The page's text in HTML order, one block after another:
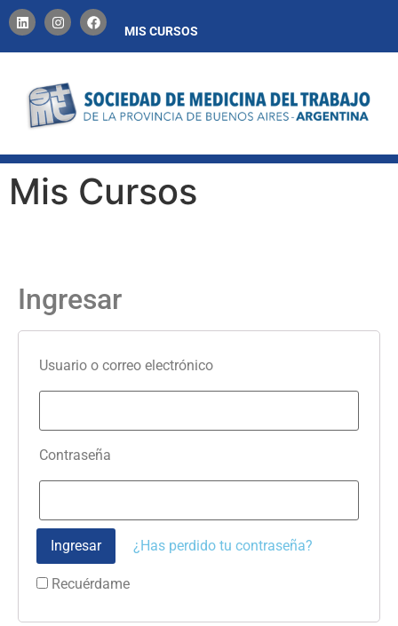
MIS CURSOS
Mis Cursos
Ingresar
Usuario o correo electrónico
Contraseña
¿Has perdido tu contraseña?
Recuérdame